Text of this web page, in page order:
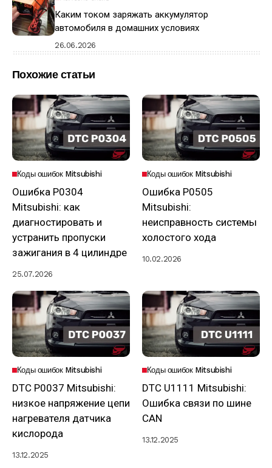
Каким током заряжать аккумулятор
автомобиля в домашних условиях
26.06.2026
Похожие статьи
Коды ошибок Mitsubishi
Ошибка P0304
Mitsubishi: как
диагностировать и
устранить пропуски
зажигания в 4 цилиндре
25.07.2026
Коды ошибок Mitsubishi
Ошибка P0505
Mitsubishi:
неисправность системы
холостого хода
10.02.2026
Коды ошибок Mitsubishi
DTC P0037 Mitsubishi:
низкое напряжение цепи
нагревателя датчика
кислорода
13.12.2025
Коды ошибок Mitsubishi
DTC U1111 Mitsubishi:
Ошибка связи по шине
CAN
13.12.2025